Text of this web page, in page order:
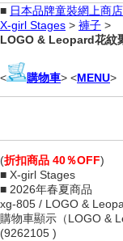
■ 日本品牌童裝網上商
X-girl Stages > 褲子 >
LOGO & Leopard花紋
< 購物車> <MENU>
(折扣商品 40％OFF)
■ X-girl Stages
■ 2026年春夏商品
xg-805 / LOGO &
購物車顯示（LOGO &
(9262105 )